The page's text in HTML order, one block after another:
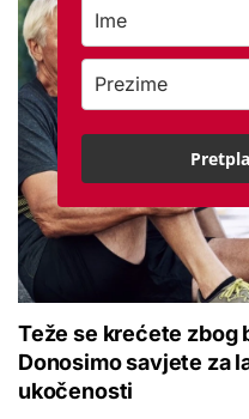
Teže se krećete zbog
Donosimo savjete za
ukočenosti